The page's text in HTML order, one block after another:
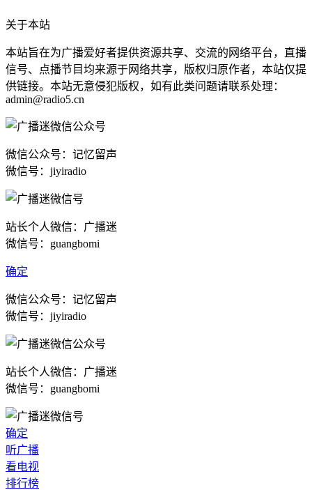
关于本站
本站旨在为广播爱好者提供资源共享、交流的网络平台，直播
信号、点播节目均来源于网络共享，版权归原作者，本站仅提
供链接。本站无意侵犯版权，如有此类问题请联系处理：
admin@radio5.cn
微信公众号：记忆留声
微信号：jiyiradio
站长个人微信：广播迷
微信号：guangbomi
确定
微信公众号：记忆留声
微信号：jiyiradio
站长个人微信：广播迷
微信号：guangbomi
确定
听广播
看电视
排行榜